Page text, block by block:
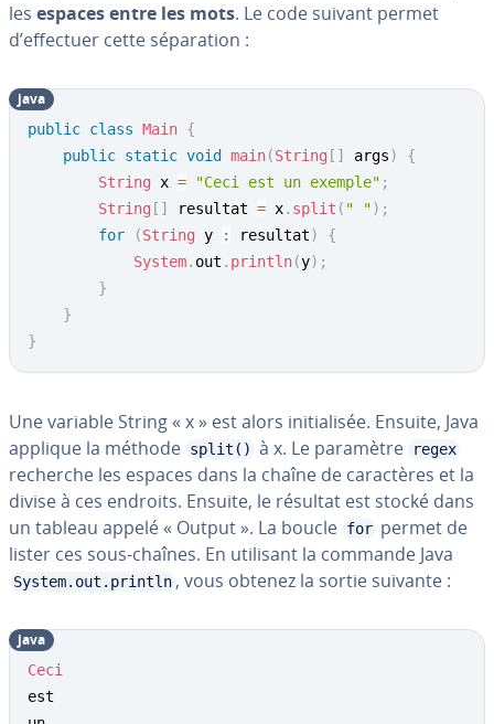
les espaces entre les mots. Le code suivant permet
d’effectuer cette sé­pa­ra­tion :
public class Main {
public static void main(String [ ] args)
{
String x = "Ceci est un exemple" ;
String [ ] resultat = x. split ( " ") ;
for
(String y : resultat)
{
System. out . println(y) ;
}
}
}
java
Une variable String « x » est alors ini­tia­li­sée. Ensuite, Java
applique la méthode split() à x. Le paramètre regex
recherche les espaces dans la chaîne de ca­rac­tères et la
divise à ces endroits. Ensuite, le résultat est stocké dans
un tableau appelé « Output ». La boucle for permet de
lister ces sous-chaînes. En utilisant la commande Java
System.out.println , vous obtenez la sortie suivante :
Ceci
est
java